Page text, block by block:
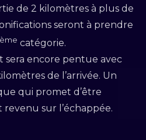
de 2 kilomètres à plus de
seront à prendre
ème catégorie.
sera encore pentue avec
de l’arrivée. Un
qui promet d’être
sur l’échappée.